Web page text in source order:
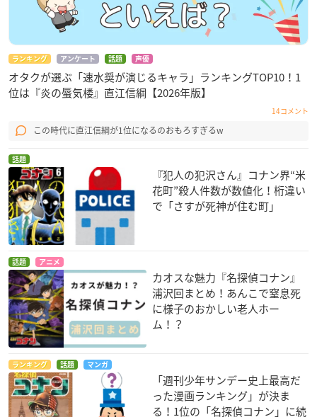
ランキング アンケート 話題 声優
オタクが選ぶ「速水奨が演じるキャラ」ランキングTOP10！1
位は『炎の蜃気楼』直江信綱【2026年版】
14コメント
この時代に直江信綱が1位になるのおもろすぎるw
話題
『犯人の犯沢さん』コナン界“米
花町”殺人件数が数値化！桁違い
で「さすが死神が住む町」
話題 アニメ
カオスな魅力『名探偵コナン』
浦沢回まとめ！あんこで窒息死
に様子のおかしい老人ホー
ム！？
ランキング 話題 マンガ
「週刊少年サンデー史上最高だ
った漫画ランキング」が決ま
る！1位の「名探偵コナン」に続